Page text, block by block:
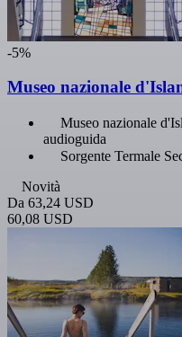
-5%
Museo nazionale
Museo nazionale
audioguida
Sorgente Termale
Novità
Da 63,24 USD
60,08 USD